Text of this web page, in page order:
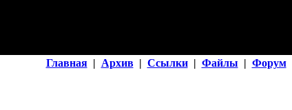
Главная | Архив | Ссылки | Файлы | Форум